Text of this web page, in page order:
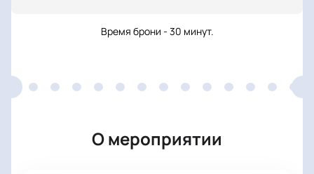
Время брони - 30 минут.
О мероприятии